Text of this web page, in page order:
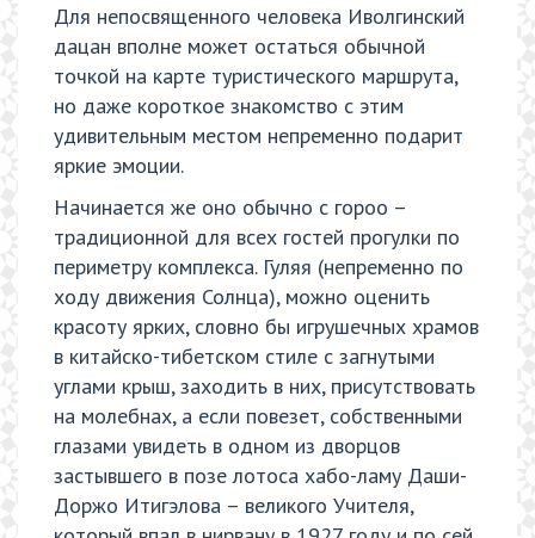
Для непосвященного человека Иволгинский
дацан вполне может остаться обычной
точкой на карте туристического маршрута,
но даже короткое знакомство с этим
удивительным местом непременно подарит
яркие эмоции.
Начинается же оно обычно с гороо –
традиционной для всех гостей прогулки по
периметру комплекса. Гуляя (непременно по
ходу движения Солнца), можно оценить
красоту ярких, словно бы игрушечных храмов
в китайско-тибетском стиле с загнутыми
углами крыш, заходить в них, присутствовать
на молебнах, а если повезет, собственными
глазами увидеть в одном из дворцов
застывшего в позе лотоса хабо-ламу Даши-
Доржо Итигэлова – великого Учителя,